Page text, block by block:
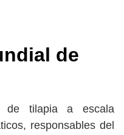
de
de tilapia a escala
responsables del